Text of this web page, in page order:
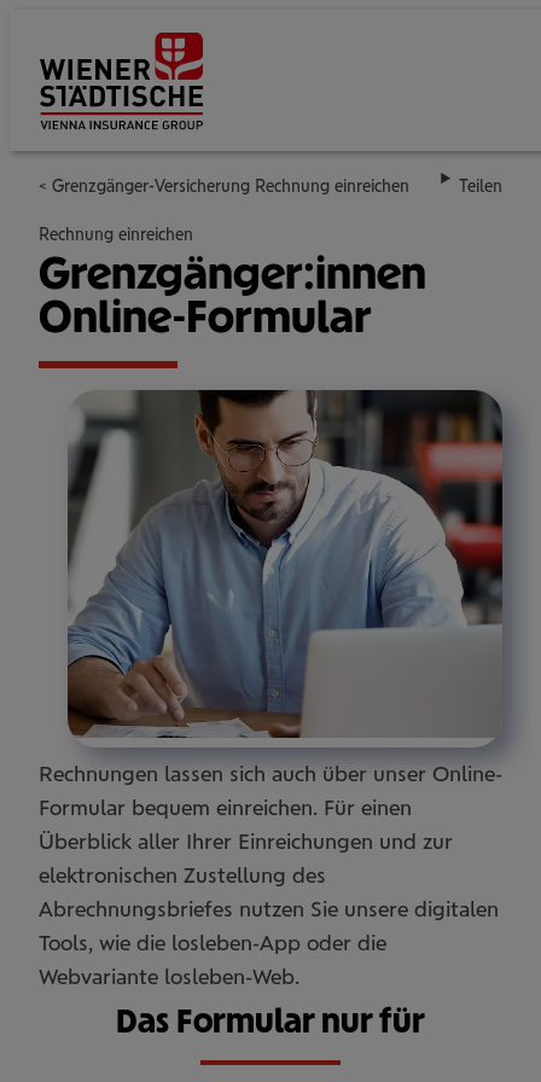
Grenzgänger-Versicherung Rechnung einreichen Teilen
Rechnung einreichen
Grenz­gän­ger:innen
Online-For­mu­lar
Rechnungen lassen sich auch über unser Online-
Formular bequem einreichen. Für einen
Überblick aller Ihrer Einreichungen und zur
elektronischen Zustellung des
Abrechnungsbriefes nutzen Sie unsere digitalen
Tools, wie die losleben-App oder die
Webvariante losleben-Web.
Das Formular nur für